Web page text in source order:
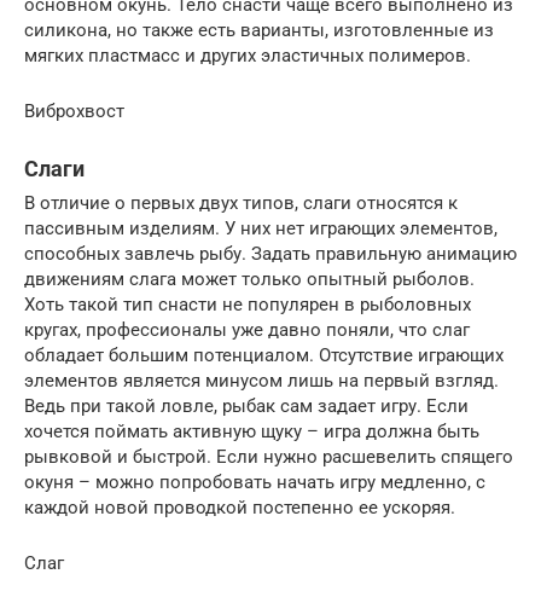
основном окунь. Тело снасти чаще всего выполнено из
силикона, но также есть варианты, изготовленные из
мягких пластмасс и других эластичных полимеров.
Виброхвост
Слаги
В отличие о первых двух типов, слаги относятся к
пассивным изделиям. У них нет играющих элементов,
способных завлечь рыбу. Задать правильную анимацию
движениям слага может только опытный рыболов.
Хоть такой тип снасти не популярен в рыболовных
кругах, профессионалы уже давно поняли, что слаг
обладает большим потенциалом. Отсутствие играющих
элементов является минусом лишь на первый взгляд.
Ведь при такой ловле, рыбак сам задает игру. Если
хочется поймать активную щуку – игра должна быть
рывковой и быстрой. Если нужно расшевелить спящего
окуня – можно попробовать начать игру медленно, с
каждой новой проводкой постепенно ее ускоряя.
Слаг